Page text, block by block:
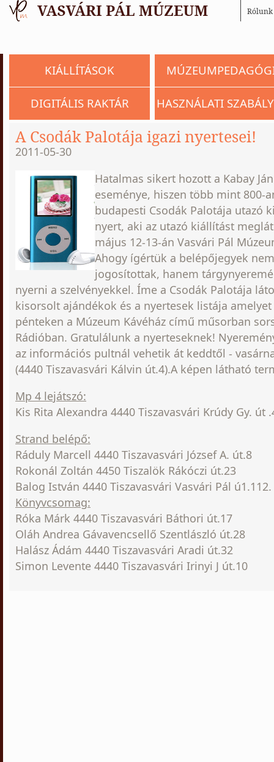
Rólunk
KIÁLLÍTÁSOK
DIGITÁLIS RAKTÁR HASZNÁLATI
A Csodák Palotája igazi nyertesei!
2011-05-30
Hatalmas sikert hozott a Kabay
eseménye, hiszen több mint 800-
budapesti Csodák Palotája utazó
nyert, aki az utazó kiállítást
május 12-13-án Vasvári Pál
Ahogy ígértük a belépőjegyek
jogosítottak, hanem
nyerni a szelvényekkel. Íme a Csodák Palotája
kisorsolt ajándékok és a nyertesek listája
pénteken a Múzeum Kávéház című műsorban
Rádióban. Gratulálunk a nyerteseknek!
az információs pultnál vehetik át keddtől -
(4440 Tiszavasvári Kálvin út.4).A képen látható
Mp 4 lejátszó:
Kis Rita Alexandra 4440 Tiszavasvári Krúdy Gy. út
Strand belépő:
Ráduly Marcell 4440 Tiszavasvári József A. út.8
Rokonál Zoltán 4450 Tiszalök Rákóczi út.23
Balog István 4440 Tiszavasvári Vasvári Pál ú1.112.
Könyvcsomag:
Róka Márk 4440 Tiszavasvári Báthori út.17
Oláh Andrea Gávavencsellő Szentlászló út.28
Halász Ádám 4440 Tiszavasvári Aradi út.32
Simon Levente 4440 Tiszavasvári Irinyi J út.10